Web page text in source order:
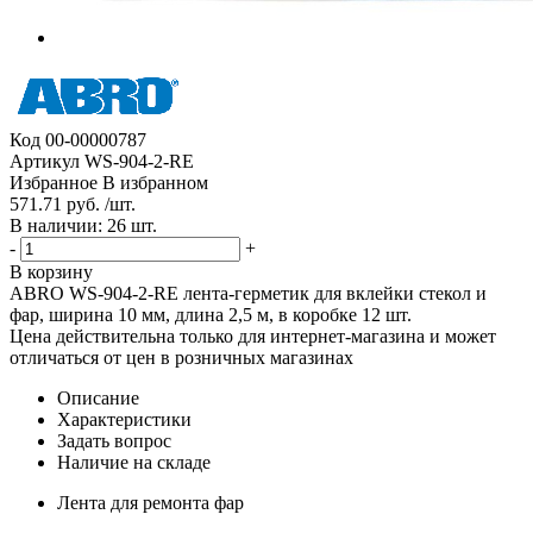
Код 00-00000787
Артикул WS-904-2-RE
Избранное В избранном
571.71 руб. /шт.
В наличии: 26 шт.
-
+
В корзину
ABRO WS-904-2-RE лента-герметик для вклейки стекол и
фар, ширина 10 мм, длина 2,5 м, в коробке 12 шт.
Цена действительна только для интернет-магазина и может
отличаться от цен в розничных магазинах
Описание
Характеристики
Задать вопрос
Наличие на складе
Лента для ремонта фар